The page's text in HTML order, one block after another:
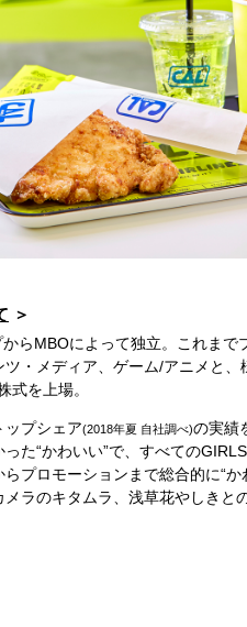
らMBOによって独立。これまで
・メディア、ゲーム/アニメと
式を上場。
ップシェア(2018年夏 自社調べ)の実績
た“かわいい”で、すべての
プロモーションまで総合的に“
ラのキタムラ、浅草花やしきと